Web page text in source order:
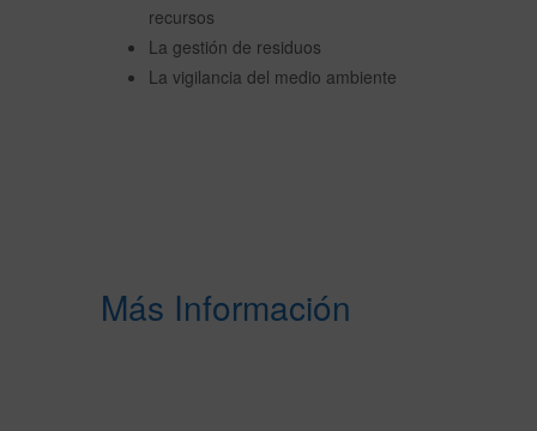
recursos
La gestión de residuos
La vigilancia del medio ambiente
Más Información